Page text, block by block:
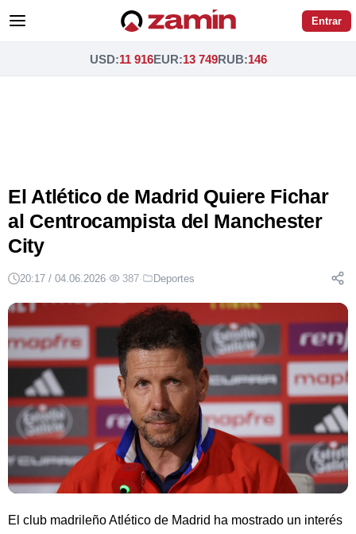
Entrar
USD:11 916EUR:13 749RUB:146
El Atlético de Madrid Quiere Fichar
al Centrocampista del Manchester
City
20:17 / 04.06.2026· 387· Deportes
El club madrileño Atlético de Madrid ha mostrado un interés